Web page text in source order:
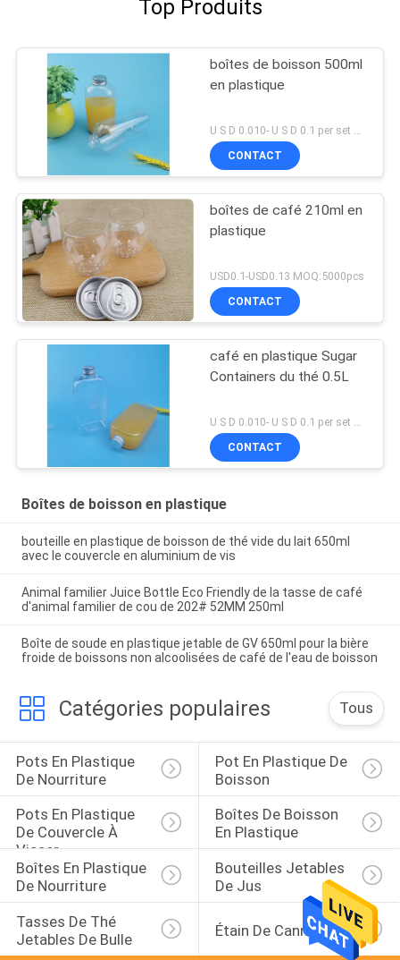
Top Produits
boîtes de boisson 500ml
en plastique
U S D 0.010- U S D 0.1 per set MOQ:ensemble 5000
CONTACT
boîtes de café 210ml en
plastique
USD0.1-USD0.13 MOQ:5000pcs
CONTACT
café en plastique Sugar
Containers du thé 0.5L
CONTACT
Boîtes de boisson en plastique
bouteille en plastique de boisson de thé vide du lait 650ml
avec le couvercle en aluminium de vis
Animal familier Juice Bottle Eco Friendly de la tasse de café
d'animal familier de cou de 202# 52MM 250ml
Boîte de soude en plastique jetable de GV 650ml pour la bière
froide de boissons non alcoolisées de café de l'eau de boisson
Catégories populaires Tous
Pots En Plastique
De Nourriture
Pot En Plastique De
Boisson
Pots En Plastique
De Couvercle À
Visser
Boîtes De Boisson
En Plastique
Boîtes En Plastique
De Nourriture
Bouteilles Jetables
De Jus
Tasses De Thé
Jetables De Bulle
Étain De Cannabis